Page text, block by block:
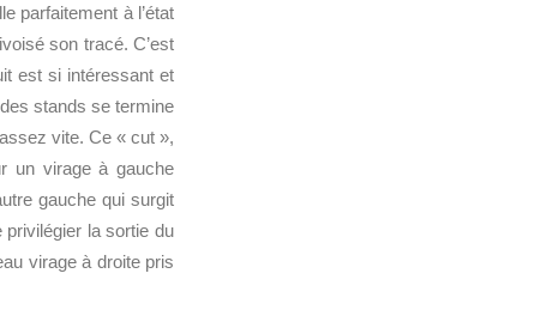
parfaitement à l’état
son tracé. C’est
est si intéressant et
stands se termine
vite. Ce « cut »,
un virage à gauche
gauche qui surgit
privilégier la sortie du
virage à droite pris